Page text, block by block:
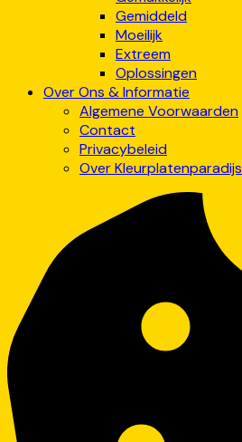
Gemiddeld
Moeilijk
Extreem
Oplossingen
Over Ons & Informatie
Algemene Voorwaarden
Contact
Privacybeleid
Over Kleurplatenparadijs